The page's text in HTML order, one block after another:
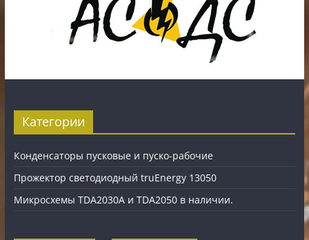
Категории
Конденсаторы пусковые и пуско-рабочие
Прожектор светодиодный truEnergy 13050
Микросхемы TDA2030A и TDA2050 в наличии.